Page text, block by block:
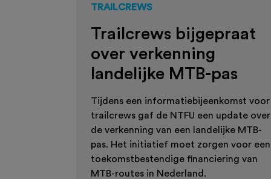
TRAILCREWS
Trailcrews bijgepraat
over verkenning
landelijke MTB-pas
Tijdens een informatiebijeenkomst voor
trailcrews gaf de NTFU een update over
de verkenning van een landelijke MTB-
pas. Het initiatief moet zorgen voor een
toekomstbestendige financiering van
MTB-routes in Nederland.